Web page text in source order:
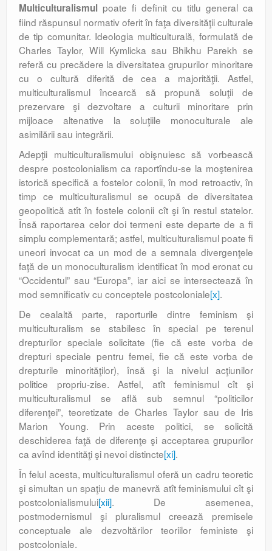
Multiculturalismul poate fi definit cu titlu general ca
fiind răspunsul normativ oferit în faţa diversităţii culturale
de tip comunitar. Ideologia multiculturală, formulată de
Charles Taylor, Will Kymlicka sau Bhikhu Parekh se
referă cu precădere la diversitatea grupurilor minoritare
cu o cultură diferită de cea a majorităţii. Astfel,
multiculturalismul încearcă să propună soluţii de
prezervare şi dezvoltare a culturii minoritare prin
mijloace altenative la soluţiile monoculturale ale
asimilării sau integrării.
Adepţii multiculturalismului obişnuiesc să vorbească
despre postcolonialism ca raportîndu-se la moştenirea
istorică specifică a fostelor colonii, în mod retroactiv, în
timp ce multiculturalismul se ocupă de diversitatea
geopolitică atît în fostele colonii cît şi în restul statelor.
Însă raportarea celor doi termeni este departe de a fi
simplu complementară; astfel, multiculturalismul poate fi
uneori invocat ca un mod de a semnala divergenţele
faţă de un monoculturalism identificat în mod eronat cu
“Occidentul” sau “Europa”, iar aici se intersectează în
mod semnificativ cu conceptele postcoloniale[x].
De cealaltă parte, raporturile dintre feminism şi
multicultura­lism se stabilesc în special pe terenul
drepturilor speciale solicitate (fie că este vorba de
drepturi speciale pentru femei, fie că este vorba de
drepturile minorităţilor), însă şi la nivelul acţiunilor
politice propriu-zise. Astfel, atît feminismul cît şi
multiculturalismul se află sub semnul “politicilor
diferenţei”, teoretizate de Charles Taylor sau de Iris
Marion Young. Prin aceste politici, se solicită
deschiderea faţă de diferenţe şi acceptarea grupurilor
ca avînd identităţi şi nevoi distincte[xi].
În felul acesta, multiculturalismul oferă un cadru teoretic
şi simultan un spaţiu de manevră atît feminismului cît şi
postcolonialis­mului[xii]. De asemenea,
postmodernismul şi pluralismul creează premisele
conceptuale ale dezvoltărilor teoriilor feministe şi
postcoloniale.